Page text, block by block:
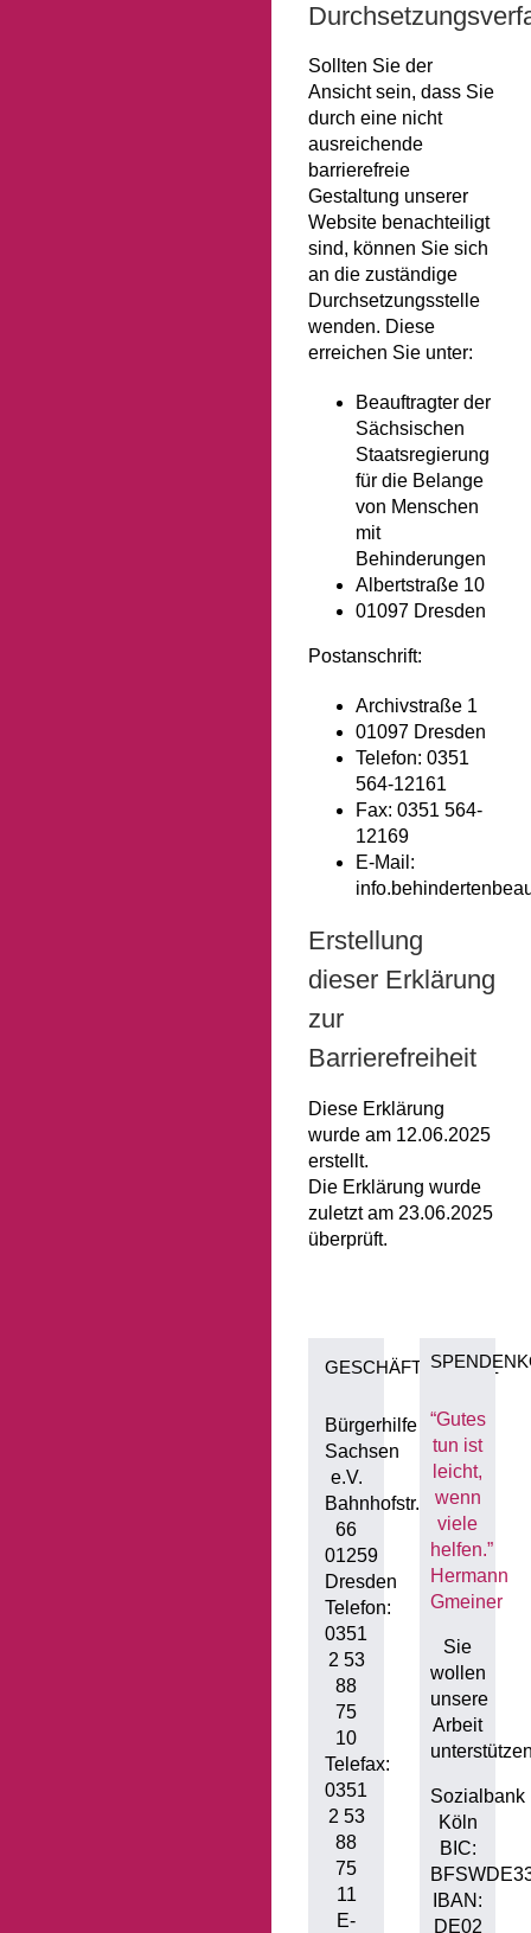
Sollten Sie der
Ansicht sein, dass Sie
durch eine nicht
ausreichende
barrierefreie
Gestaltung unserer
Website benachteiligt
sind, können Sie sich
an die zuständige
Durchsetzungsstelle
wenden. Diese
erreichen Sie unter:
Beauftragter der
Sächsischen
Staatsregierung
für die Belange
von Menschen
mit
Behinderungen
Albertstraße 10
01097 Dresden
Postanschrift:
Archivstraße 1
01097 Dresden
Telefon: 0351
564-12161
Fax: 0351 564-
12169
E-Mail:
Erstellung
dieser Erklärung
zur
Barrierefreiheit
Diese Erklärung
wurde am 12.06.2025
erstellt.
Die Erklärung wurde
zuletzt am 23.06.2025
überprüft.
GESCHÄFTSSTELLE
Bürgerhilfe
Sachsen
e.V.
Bahnhofstr.
66
01259
Dresden
Telefon:
0351
2 53
88
75
10
Telefax:
0351
2 53
88
75
11
E-
“Gutes
tun ist
leicht,
wenn
viele
helfen.”
Hermann
Gmeiner
Sie
wollen
unsere
Arbeit
Sozialbank
Köln
BIC:
IBAN:
DE02